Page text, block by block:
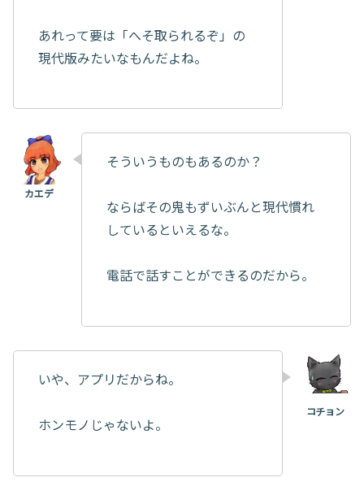
あれって要は「へそ取られるぞ」の
現代版みたいなもんだよね。
そういうものもあるのか？
ならばその鬼もずいぶんと現代慣れ
しているといえるな。
電話で話すことができるのだから。
いや、アプリだからね。
ホンモノじゃないよ。